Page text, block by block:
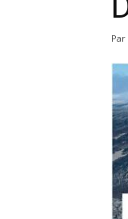
Par